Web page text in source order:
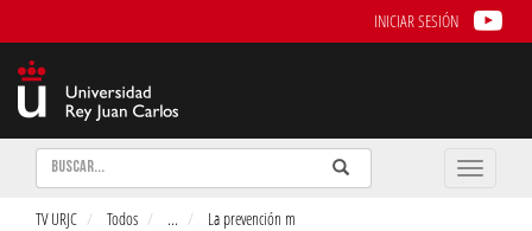
INICIAR SESIÓN
Buscar Enviar
Buscar
Toggle
TV URJC Todos ... La prevención m